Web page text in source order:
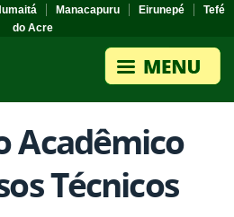
Manacapuru Eirunepé
Tefé
do Acre
Acadêmico
Técnicos